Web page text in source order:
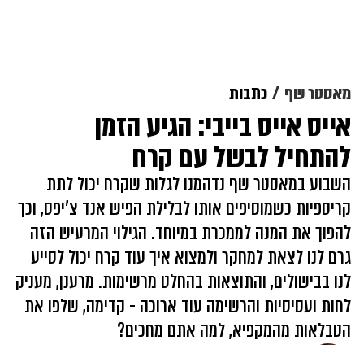
מאסטר שף כתבות
אייס אייס בייבי: הגיע הזמן
להתחיל לבשל עם קרח
השבוע במאסטר שף נדהמנו לגלות שקרח יכול לתת
קריספיות כשמוסיפים אותו לבלילת הפיש אנד צ'יפס, וכך
להפוך את המנה לממכרת במיוחד. הגילוי המרעיש הזה
גרם לנו לצאת למחקר ולמצוא איך עוד קרח יכול לסייע
לנו בבישולים, והתוצאות בהחלט מרשימות. מרענן, מעניק
לחות ועסיסיות והרשימה עוד ארוכה - קדימה, שלפו את
הטבלאות מהמקפיא, למה אתם מחכים?